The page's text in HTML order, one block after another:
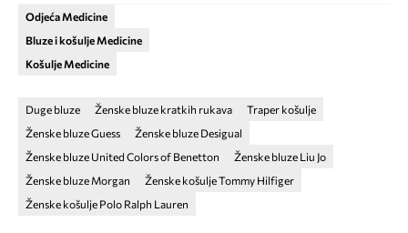
Odjeća Medicine
Bluze i košulje Medicine
Košulje Medicine
Duge bluze Ženske bluze kratkih rukava
Traper košulje
Ženske bluze Guess
Ženske bluze Desigual
Ženske bluze United Colors of Benetton
Ženske bluze Liu Jo
Ženske bluze Morgan
Ženske košulje Tommy Hilfiger
Ženske košulje Polo Ralph Lauren